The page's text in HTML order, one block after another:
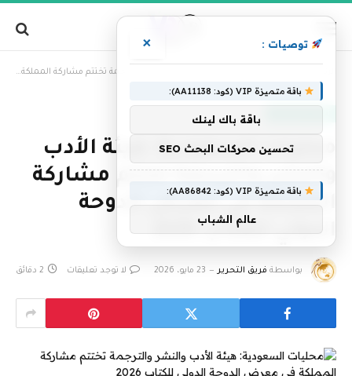
محليات السعودية: هيئة الأدب والنشر والترجمة تختتم مشاركة المملكة في معرض الدوحة الدولي للكتاب 2026
محليات السعودية: هيئة الأدب
والنشر والترجمة تختتم مشاركة
المملكة في معرض الدوحة
الدولي للكتاب 2026
بواسطة فريق التحرير 23 مايو، 2026 لا توجد تعليقات 2 دقائق
توصيات : ×
باقة متميزة VIP (كود: AA11138):
باقة باك لينك
تحسين محركات البحث SEO
باقة متميزة VIP (كود: AA86842):
عالم الشباب